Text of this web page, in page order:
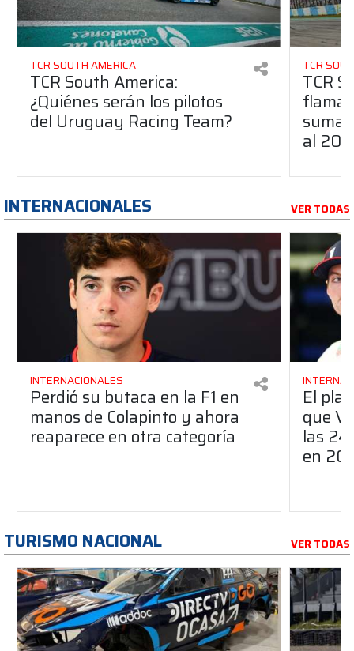
TCR SOUTH AMERICA
TCR South America:
¿Quiénes serán los pilotos
del Uruguay Racing Team?
TCR
TCR
suma
al
INTERNACIONALES VER TODAS
INTERNACIONALES
Perdió su butaca en la F1 en
manos de Colapinto y ahora
reaparece en otra categoría
El
que
las
en
TURISMO NACIONAL VER TODAS